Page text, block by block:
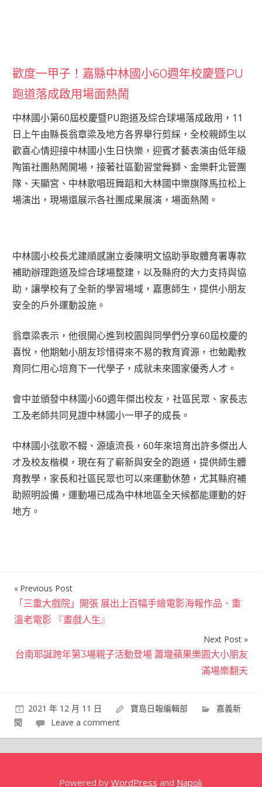
歡度一甲子！嘉縣中林國小60週年校慶暨PU
跑道落成啟用場面熱鬧
中林國小第60屆校慶暨PU跑道及綜合球場落成啟用，11
日上午由縣長翁章梁及地方各界舉行剪綵，全校親師生以
歡喜心情迎接中林國小生日快樂，迎賓才藝表演由低年級
陶笛社團熱鬧開場，接著社區勤習堂舞獅、金樂軒北管團
隊、天顯宮、中林歌唱班舞蹈和大林國中樂旗隊馬拉松上
場演出，現場還展示各社團成果展演，場面熱鬧。
中林國小校長尤建順感謝立委陳明文協助爭取體育署專款
補助辦理跑道及綜合球場整建，以及縣府的大力支持與協
助，讓學校有了全新的學習場域，嘉惠師生，提供小朋友
安全的戶外運動設施。
翁章梁表示，他很開心進到校園與同學們分享60屆校慶的
喜悅，他期勉小朋友珍惜得來不易的教育資源，也勉勵教
育同仁用心培育下一代學子，成就未來國家優秀人才。
會中並頒發中林國小60週年傑出校友，社區民眾、家長志
工及老師共同見證中林國小一甲子的成長。
中林國小弦歌不輟、源遠流長，60年來培育出許多傑出人
才及校友楷模，現在有了嶄新與安全的跑道，提供師生體
育教學，家長和社區民眾也可以來運動休憩，尤其縣府補
助照明設備，運動場已成為中林地區全天候都能運動的好
地方。
文
章
覽
Previous Post
「三重大戲院」開張 展出上百幅手繪電影海報作品、重
溫老電影 『畫戲人生』
Next Post
台南耶誕跨年第3場親子活動登場 蕭壠蘋果樂園大小朋友
滿場樂翻天
2021 年 12 月 11 日 寶島日報編輯部
嘉義新
聞
Leave a comment
Powered by WordPress and Napoli.